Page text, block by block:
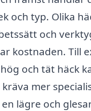
och typ. Olika
och
kostnaden. Till
och tät häck
mer
lägre och